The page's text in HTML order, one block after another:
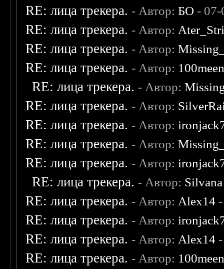
RE: лица трекера. - Автор: БО -
RE: лица трекера. - Автор:
RE: лица трекера. - Автор:
RE: лица трекера. - Автор:
RE: лица трекера. - Автор:
RE: лица трекера. - Автор:
RE: лица трекера. - Автор:
RE: лица трекера. - Автор:
RE: лица трекера. - Автор:
RE: лица трекера. - Автор: Silvana
RE: лица трекера. - Автор: Alex14
RE: лица трекера. - Автор:
RE: лица трекера. - Автор: Alex14
RE: лица трекера. - Автор: